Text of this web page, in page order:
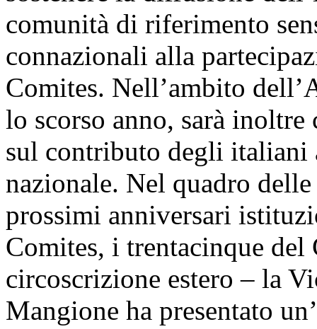
comunità di riferimento
connazionali alla
Comites. Nell’ambito
lo scorso anno, sarà
sul contributo degli italiani
nazionale. Nel quadro
prossimi anniversari
Comites, i trentacinque
circoscrizione estero – la
Mangione ha presentato